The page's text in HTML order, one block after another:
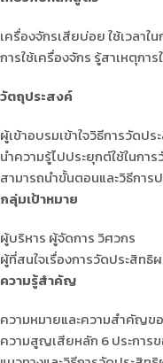
เครื่องจักรเสียบ่อย ใช้เวลา
การใช้เครื่องจักร รู้สาเหตุกา
วัตถุประสงค์
ผู้เข้าอบรมเข้าใจวิธีการวัดป
นำความรู้ไปประยุกต์ใช้ในกา
สามารถนำขั้นตอนและวิธีการ
กลุ่มเป้าหมาย
ผู้บริหาร ผู้จัดการ วิศวกร
ผู้ที่สนใจเรื่องการวัดประสิทธิ
ความรู้สำคัญ
ความหมายและความสำคัญข
ความสูญเสียหลัก 6 ประการ